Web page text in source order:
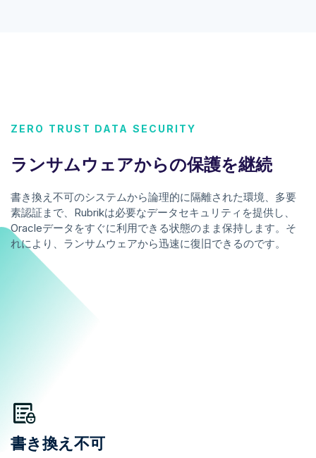
ZERO TRUST DATA SECURITY
ランサムウェアからの保護を継続
書き換え不可のシステムから論理的に隔離された環境、多要
素認証まで、Rubrikは必要なデータセキュリティを提供し、
Oracleデータをすぐに利用できる状態のまま保持します。そ
れにより、ランサムウェアから迅速に復旧できるのです。
書き換え不可